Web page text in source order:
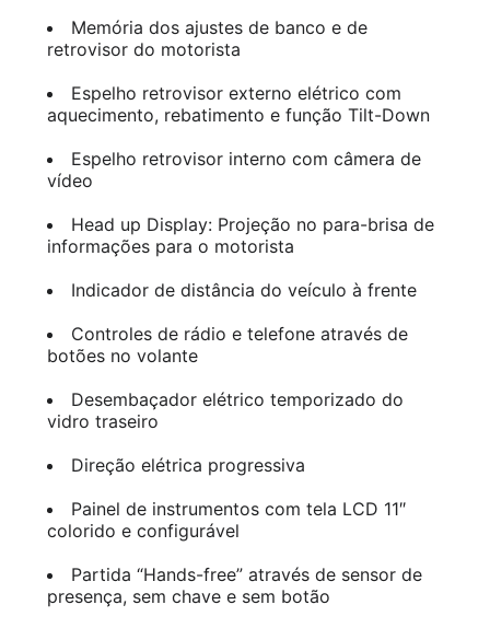
Memória dos ajustes de banco e de
retrovisor do motorista
Espelho retrovisor externo elétrico com
aquecimento, rebatimento e função Tilt-Down
Espelho retrovisor interno com câmera de
vídeo
Head up Display: Projeção no para-brisa de
informações para o motorista
Indicador de distância do veículo à frente
Controles de rádio e telefone através de
botões no volante
Desembaçador elétrico temporizado do
vidro traseiro
Direção elétrica progressiva
Painel de instrumentos com tela LCD 11″
colorido e configurável
Partida “Hands-free” através de sensor de
presença, sem chave e sem botão